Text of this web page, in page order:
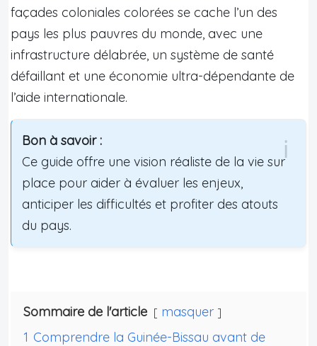
façades coloniales colorées se cache l’un des
pays les plus pauvres du monde, avec une
infrastructure délabrée, un système de santé
défaillant et une économie ultra-dépendante de
l’aide internationale.
Bon à savoir :
Ce guide offre une vision réaliste de la vie sur
place pour aider à évaluer les enjeux,
anticiper les difficultés et profiter des atouts
du pays.
Sommaire de l'article
masquer
1 Comprendre la Guinée-Bissau avant de